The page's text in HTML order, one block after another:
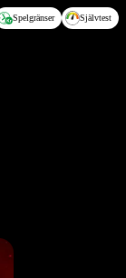
Spelgränser Självtest